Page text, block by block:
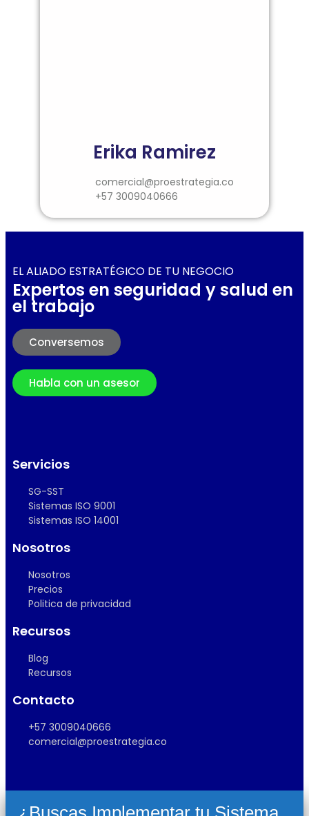
Erika Ramirez
comercial@proestrategia.co
+57 3009040666
EL ALIADO ESTRATÉGICO DE TU NEGOCIO
Expertos en seguridad y salud en
el trabajo
Conversemos
Habla con un asesor
Servicios
SG-SST
Sistemas ISO 9001
Sistemas ISO 14001
Nosotros
Nosotros
Precios
Politica de privacidad
Recursos
Blog
Recursos
Contacto
+57 3009040666
comercial@proestrategia.co